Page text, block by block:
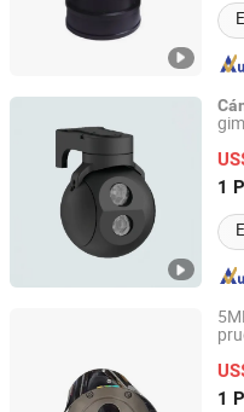
1
Nanjing Zhuoyu
Jiangsu, China
1
Fuzhou Xuzhuo
Fujian, China